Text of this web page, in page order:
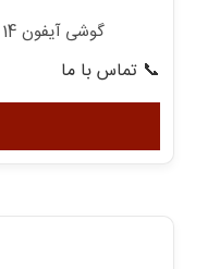
گوشی آیفون 14 پلاس اپل حافظه 256 گیگابایت
📞 تماس با ما